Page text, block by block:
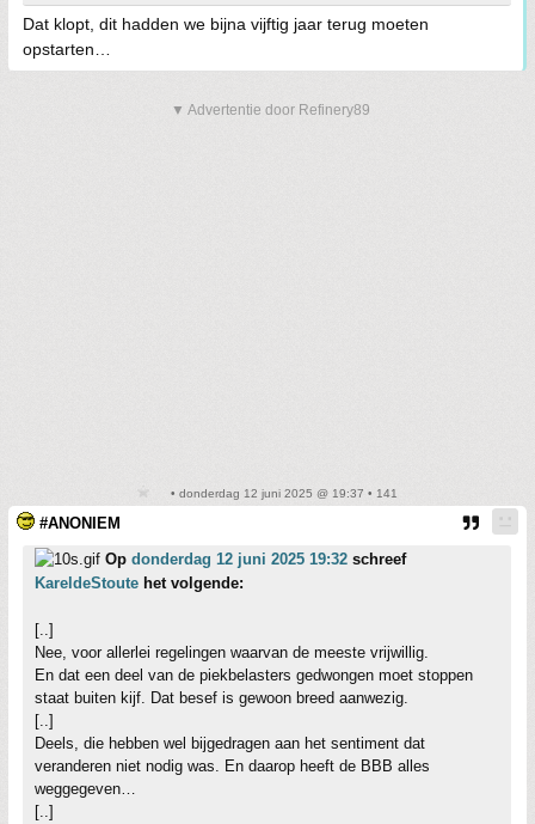
Dat klopt, dit hadden we bijna vijftig jaar terug moeten
opstarten…
▼ Advertentie door Refinery89
• donderdag 12 juni 2025 @ 19:37 • 141
#ANONIEM
Op donderdag 12 juni 2025 19:32 schreef
KareldeStoute het volgende:
[..]
Nee, voor allerlei regelingen waarvan de meeste vrijwillig.
En dat een deel van de piekbelasters gedwongen moet stoppen
staat buiten kijf. Dat besef is gewoon breed aanwezig.
[..]
Deels, die hebben wel bijgedragen aan het sentiment dat
veranderen niet nodig was. En daarop heeft de BBB alles
weggegeven…
[..]